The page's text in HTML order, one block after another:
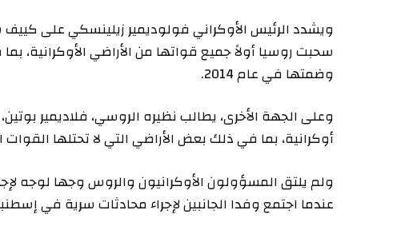
ويشدد الرئيس الأوكراني فولوديمير زيلينسكي على
سحبت روسيا أولاً جميع قواتها من الأراضي الأوكرانية،
وضمتها في عام 2014.
وعلى الجهة الأخرى، يطالب نظيره الروسي، فلاديمير بوتين،
أوكرانية، بما في ذلك بعض الأراضي التي لا تحتلها
ولم يلتق المسؤولون الأوكرانيون والروس وجها لوجه
عندما اجتمع وفدا الجانبين لإجراء محادثات سرية في